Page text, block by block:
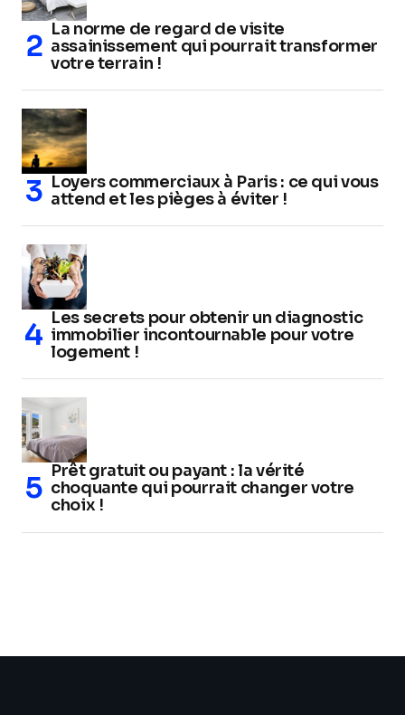
La norme de regard de visite
assainissement qui pourrait transformer
votre terrain !
Loyers commerciaux à Paris : ce qui vous
attend et les pièges à éviter !
Les secrets pour obtenir un diagnostic
immobilier incontournable pour votre
logement !
Prêt gratuit ou payant : la vérité
choquante qui pourrait changer votre
choix !